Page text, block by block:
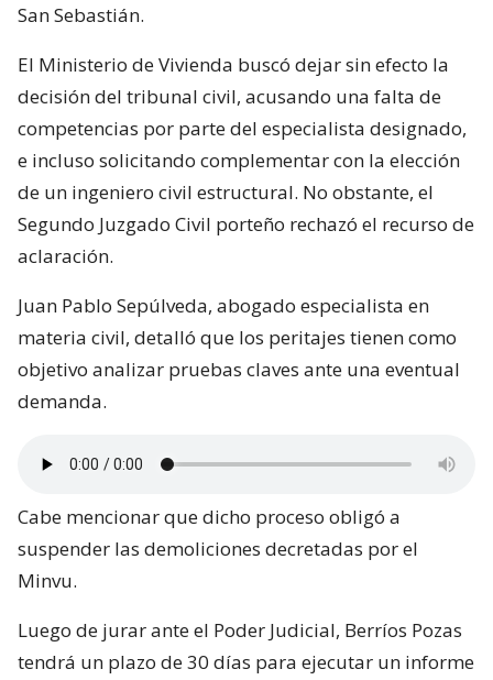
San Sebastián.
El Ministerio de Vivienda buscó dejar sin efecto la
decisión del tribunal civil, acusando una falta de
competencias por parte del especialista designado,
e incluso solicitando complementar con la elección
de un ingeniero civil estructural. No obstante, el
Segundo Juzgado Civil porteño rechazó el recurso de
aclaración.
Juan Pablo Sepúlveda, abogado especialista en
materia civil, detalló que los peritajes tienen como
objetivo analizar pruebas claves ante una eventual
demanda.
Cabe mencionar que dicho proceso obligó a
suspender las demoliciones decretadas por el
Minvu.
Luego de jurar ante el Poder Judicial, Berríos Pozas
tendrá un plazo de 30 días para ejecutar un informe